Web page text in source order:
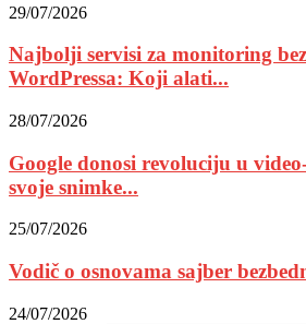
29/07/2026
Najbolji servisi za monitoring
WordPressa: Koji alati...
28/07/2026
Google donosi revoluciju u
svoje snimke...
25/07/2026
Vodič o osnovama sajber
24/07/2026